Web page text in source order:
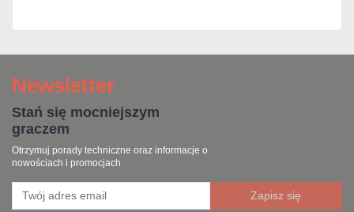
Newsletter
Stań się mocniejszym
graczem
Otrzymuj porady techniczne oraz informacje o
nowościach i promocjach